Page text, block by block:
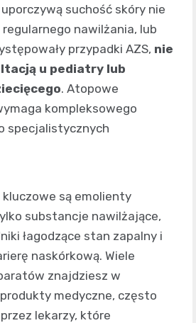
suchość skóry nie
nawilżania, lub
przypadki AZS, nie
u pediatry lub
. Atopowe
kompleksowego
specjalistycznych
kluczowe są emolienty
substancje nawilżające,
łagodzące stan zapalny i
naskórkową. Wiele
znajdziesz w
medyczne, często
lekarzy, które